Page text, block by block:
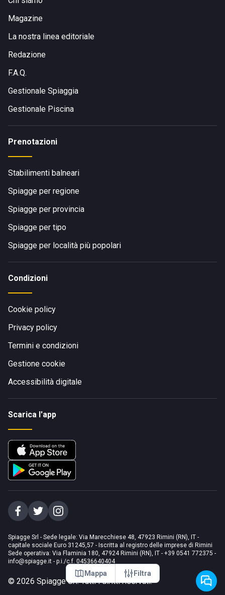
Mappa Filtra
Magazine
La nostra linea editoriale
Redazione
F.A.Q.
Gestionale Spiaggia
Gestionale Piscina
Prenotazioni
Stabilimenti balneari
Spiagge per regione
Spiagge per provincia
Spiagge per tipo
Spiagge per località più popolari
Condizioni
Cookie policy
Privacy policy
Termini e condizioni
Gestione cookie
Accessibilità digitale
Scarica l'app
Spiagge Srl - Sede legale: Via Marecchiese 48, 47923 Rimini (RN), IT -
capitale sociale Euro 31245,57 - Iscritta al registro delle imprese di Rimini
Sede operativa: Via Flaminia 180, 47924 Rimini (RN), IT - +39 0541 772375 -
info@spiagge.it - p.i./c.f. 04536640404
© 2026 Spiagge Srl. Tutti i diritti riservati.